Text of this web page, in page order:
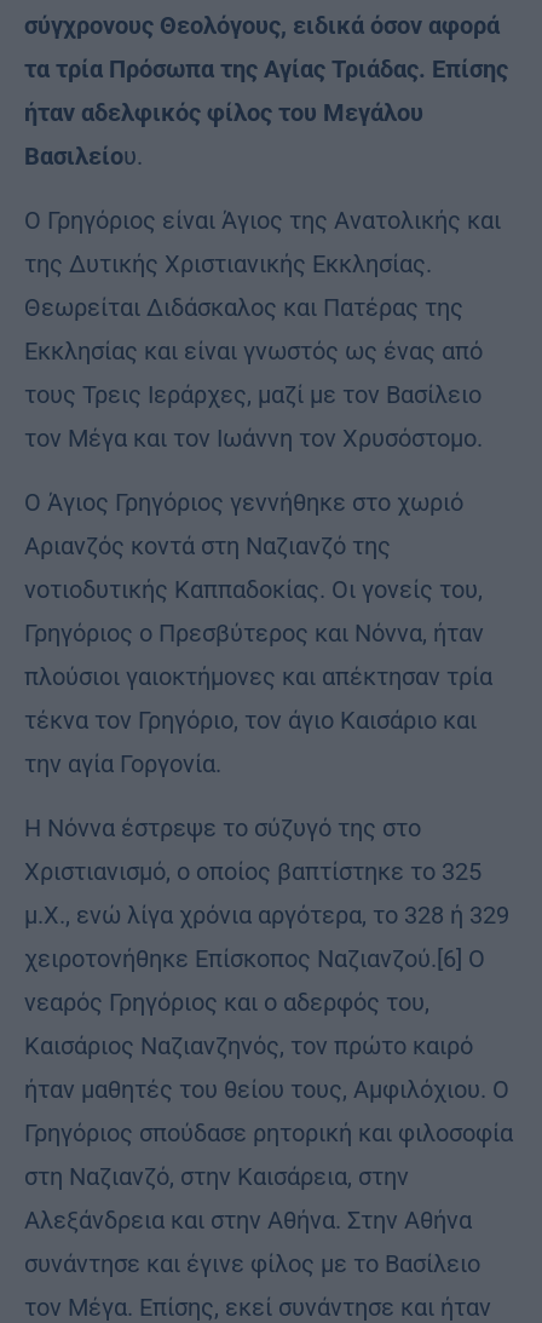
σύγχρονους Θεολόγους, ειδικά όσον αφορά
τα τρία Πρόσωπα της Αγίας Τριάδας. Επίσης
ήταν αδελφικός φίλος του Μεγάλου
Βασιλείου.
Ο Γρηγόριος είναι Άγιος της Ανατολικής και
της Δυτικής Χριστιανικής Εκκλησίας.
Θεωρείται Διδάσκαλος και Πατέρας της
Εκκλησίας και είναι γνωστός ως ένας από
τους Τρεις Ιεράρχες, μαζί με τον Βασίλειο
τον Μέγα και τον Ιωάννη τον Χρυσόστομο.
Ο Άγιος Γρηγόριος γεννήθηκε στο χωριό
Αριανζός κοντά στη Ναζιανζό της
νοτιοδυτικής Καππαδοκίας. Οι γονείς του,
Γρηγόριος ο Πρεσβύτερος και Νόννα, ήταν
πλούσιοι γαιοκτήμονες και απέκτησαν τρία
τέκνα τον Γρηγόριο, τον άγιο Καισάριο και
την αγία Γοργονία.
Η Νόννα έστρεψε το σύζυγό της στο
Χριστιανισμό, ο οποίος βαπτίστηκε το 325
μ.Χ., ενώ λίγα χρόνια αργότερα, το 328 ή 329
χειροτονήθηκε Επίσκοπος Ναζιανζού.[6] Ο
νεαρός Γρηγόριος και ο αδερφός του,
Καισάριος Ναζιανζηνός, τον πρώτο καιρό
ήταν μαθητές του θείου τους, Αμφιλόχιου. Ο
Γρηγόριος σπούδασε ρητορική και φιλοσοφία
στη Ναζιανζό, στην Καισάρεια, στην
Αλεξάνδρεια και στην Αθήνα. Στην Αθήνα
συνάντησε και έγινε φίλος με το Βασίλειο
τον Μέγα. Επίσης, εκεί συνάντησε και ήταν